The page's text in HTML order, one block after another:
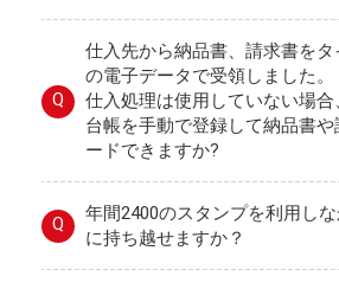
Q
仕入先から納品書、請求書をタ
の電子データで受領しました。
仕入処理は使用していない場
台帳を手動で登録して納品書
ードできますか?
Q
年間2400のスタンプを利用し
に持ち越せますか？